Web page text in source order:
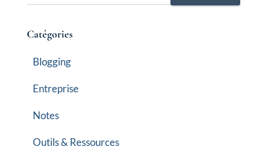
e
h
Catégories
Blogging
Entreprise
Notes
Outils & Ressources